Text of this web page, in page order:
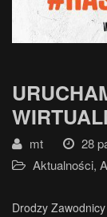
mt
28
Aktualności,
Drodzy